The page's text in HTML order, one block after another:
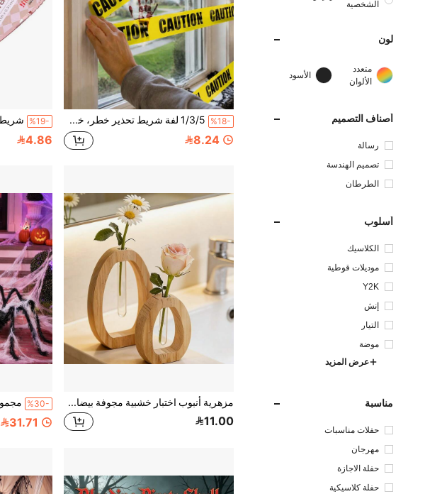
الشخصية
لون
متعدد
الألوان
الأسود
أصناف التصميم
رسالة
تصميم الهندسة
الطرطان
أسلوب
الكلاسيك
موديلات قوطية
Y2K
إنش
التيار
موضة
عرض المزيد
مناسبة
حفلات مناسبات
مهرجان
حفلة الاجازة
حفلة كلاسيكية
%18- 1/3/5 لفة شريط تحذير خطر، خط تحذير موقع البناء، ديكور حفلة مركبات هندسية صفراء، لوازم حفلة ديكور هالوين (24/48 مم)
8.24
%19-
4.86
مزهرية أنبوب اختبار خشبية مجوفة بيضاوية، حامل ترتيب زهور أنبوب زجاجي بسيط، ديكور مكتبي منزلي إبداعي مزهرية نباتات مائية، مناسبة للورود والأقحوان
11.00
%30-
31.71